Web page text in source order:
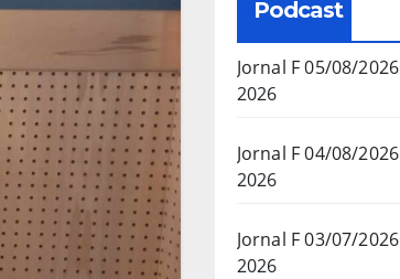
Podcast
Jornal F 05/08/2026
2026
Jornal F 04/08/2026
2026
Jornal F 03/07/2026
2026